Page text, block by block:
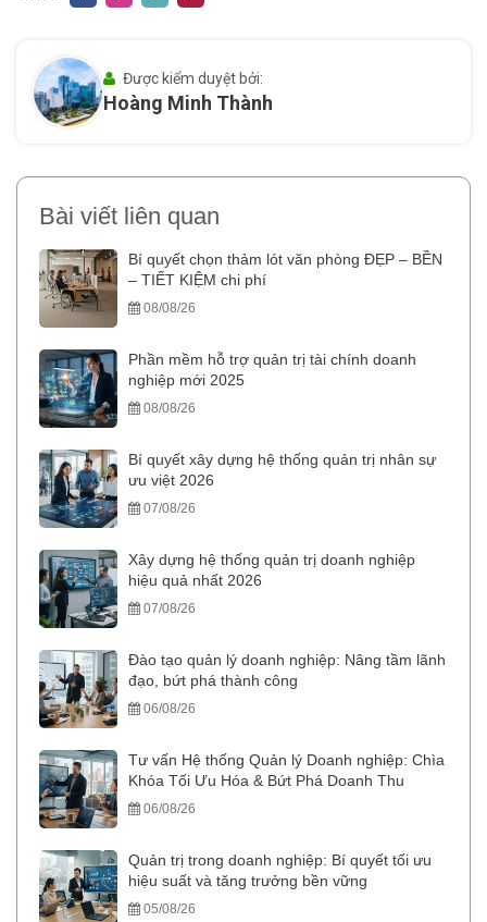
Được kiểm duyệt bởi:
Hoàng Minh Thành
Bài viết liên quan
Bí quyết chọn thảm lót văn phòng ĐẸP – BỀN
– TIẾT KIỆM chi phí
08/08/26
Phần mềm hỗ trợ quản trị tài chính doanh
nghiệp mới 2025
08/08/26
Bí quyết xây dựng hệ thống quản trị nhân sự
ưu việt 2026
07/08/26
Xây dựng hệ thống quản trị doanh nghiệp
hiệu quả nhất 2026
07/08/26
Đào tạo quản lý doanh nghiệp: Nâng tầm lãnh
đạo, bứt phá thành công
06/08/26
Tư vấn Hệ thống Quản lý Doanh nghiệp: Chìa
Khóa Tối Ưu Hóa & Bứt Phá Doanh Thu
06/08/26
Quản trị trong doanh nghiệp: Bí quyết tối ưu
hiệu suất và tăng trưởng bền vững
05/08/26